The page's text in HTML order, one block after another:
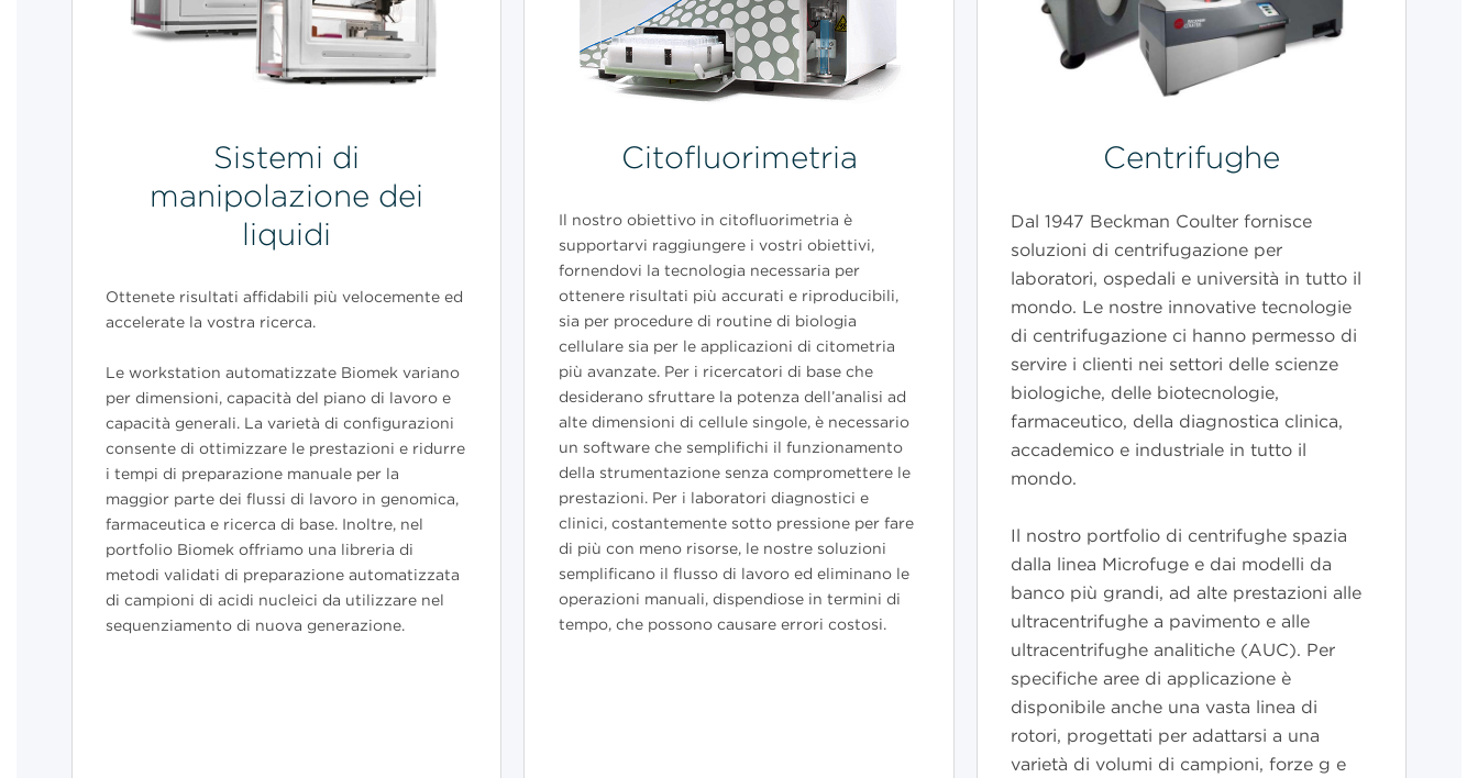
Sistemi di
manipolazione dei
liquidi
Ottenete risultati affidabili più velocemente ed
accelerate la vostra ricerca.
Le workstation automatizzate Biomek variano
per dimensioni, capacità del piano di lavoro e
capacità generali. La varietà di configurazioni
consente di ottimizzare le prestazioni e ridurre
i tempi di preparazione manuale per la
maggior parte dei flussi di lavoro in genomica,
farmaceutica e ricerca di base. Inoltre, nel
portfolio Biomek offriamo una libreria di
metodi validati di preparazione automatizzata
di campioni di acidi nucleici da utilizzare nel
sequenziamento di nuova generazione.
Citofluorimetria
Il nostro obiettivo in citofluorimetria è
supportarvi raggiungere i vostri obiettivi,
fornendovi la tecnologia necessaria per
ottenere risultati più accurati e riproducibili,
sia per procedure di routine di biologia
cellulare sia per le applicazioni di citometria
più avanzate. Per i ricercatori di base che
desiderano sfruttare la potenza dell’analisi ad
alte dimensioni di cellule singole, è necessario
un software che semplifichi il funzionamento
della strumentazione senza compromettere le
prestazioni. Per i laboratori diagnostici e
clinici, costantemente sotto pressione per fare
di più con meno risorse, le nostre soluzioni
semplificano il flusso di lavoro ed eliminano le
operazioni manuali, dispendiose in termini di
tempo, che possono causare errori costosi.
Centrifughe
Dal 1947 Beckman Coulter fornisce
soluzioni di centrifugazione per
laboratori, ospedali e università in tutto il
mondo. Le nostre innovative tecnologie
di centrifugazione ci hanno permesso di
servire i clienti nei settori delle scienze
biologiche, delle biotecnologie,
farmaceutico, della diagnostica clinica,
accademico e industriale in tutto il
mondo.
Il nostro portfolio di centrifughe spazia
dalla linea Microfuge e dai modelli da
banco più grandi, ad alte prestazioni alle
ultracentrifughe a pavimento e alle
ultracentrifughe analitiche (AUC). Per
specifiche aree di applicazione è
disponibile anche una vasta linea di
rotori, progettati per adattarsi a una
varietà di volumi di campioni, forze g e